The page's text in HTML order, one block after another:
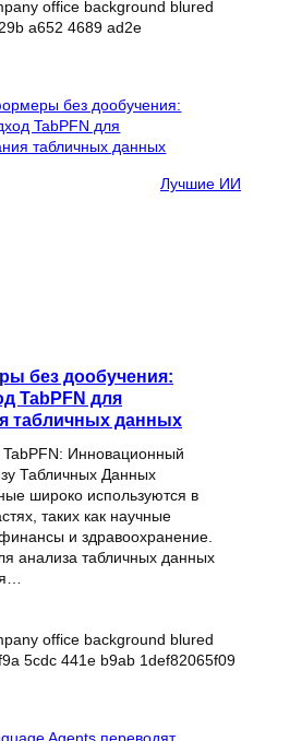
Лучшие ИИ
без дообучения:
TabPFN для
табличных данных
Инновационный
Табличных Данных
широко используются в
таких как научные
и здравоохранение.
анализа табличных данных